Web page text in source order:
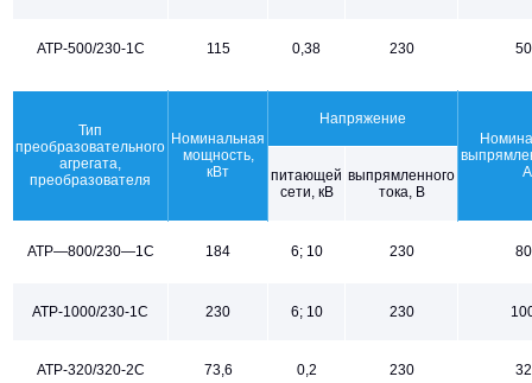
АТР-500/230-1С 115 0,38 230
Тип
преобразовательного
агрегата,
преобразователя
Номинальная
мощность,
кВт
Напряжение
А
питающей
сети, кВ
выпрямленного
тока, В
АТР—800/230—1C 184 6; 10 230
АТР-1000/230-1С 230 6; 10 230
АТР-320/320-2С 73,6 0,2 230